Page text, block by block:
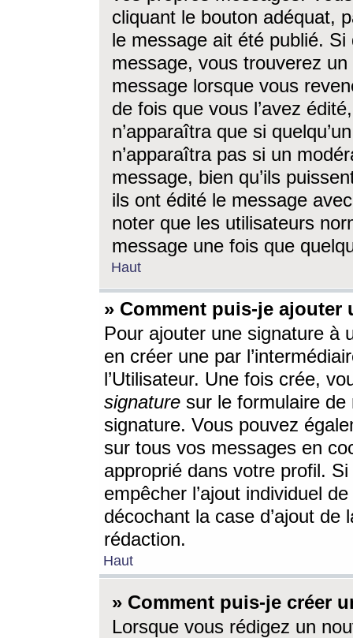
cliquant le bouton adéquat,
le message ait été publié. Si
message, vous trouverez
message lorsque vous
de fois que vous l’avez
n’apparaîtra que si
n’apparaîtra pas si un
message, bien qu’ils
ils ont édité le message
noter que les utilisateurs
message une fois que
Haut
» Comment puis-je ajouter
Pour ajouter une signature à
en créer une par
l’Utilisateur. Une fois crée,
signature sur le formulaire de
signature. Vous pouvez
sur tous vos messages en
approprié dans votre profil.
empêcher l’ajout individuel
décochant la case d’ajout
rédaction.
Haut
» Comment puis-je créer
Lorsque vous rédigez un